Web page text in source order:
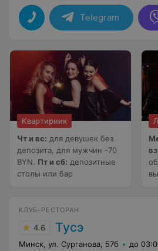
Telegram
Квартирник
Чт и вс: для девушек без
депозита, для мужчин -70
BYN. Пт и сб: депозитные
столы или бар
КЛУБ-РЕСТОРАН
4.6 Тусэ
Минск, ул. Сурганова, 57б до